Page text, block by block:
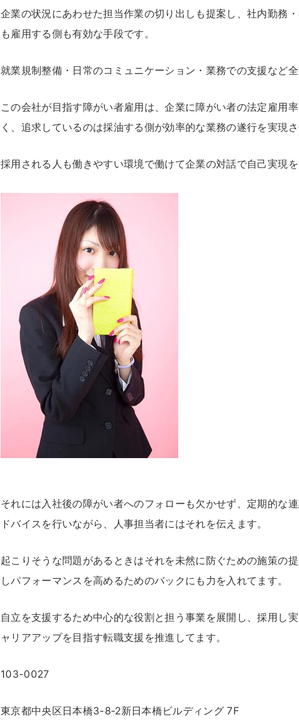
企業の状況にあわせた担当作業の切り出しも提案し、社内勤務
も雇用する側も有効な手段です。
就業規制整備・日常のコミュニケーション・業務での支援など全
この会社が目指す障がい者雇用は、企業に障がい者の法定雇用
く、追求しているのは採油する側が効率的な業務の遂行を実現
採用される人も働きやすい環境で働けて企業の対話で自己実現を
それには入社後の障がい者へのフォローも欠かせず、定期的な
ドバイスを行いながら、人事担当者にはそれを伝えます。
起こりそうな問題があるときはそれを未然に防ぐための施策の
しパフォーマンスを高めるためのバックにも力を入れてます。
自立を支援するため中心的な役割と担う事業を展開し、採用し
ャリアアップを目指す転職支援を推進してます。
103-0027
東京都中央区日本橋3-8-2新日本橋ビルディング 7F